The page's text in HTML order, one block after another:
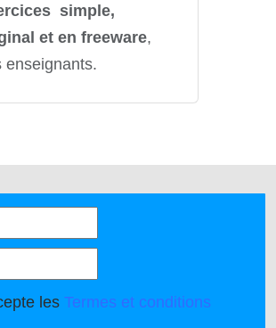
simple,
et en freeware,
enseignants.
les Termes et conditions